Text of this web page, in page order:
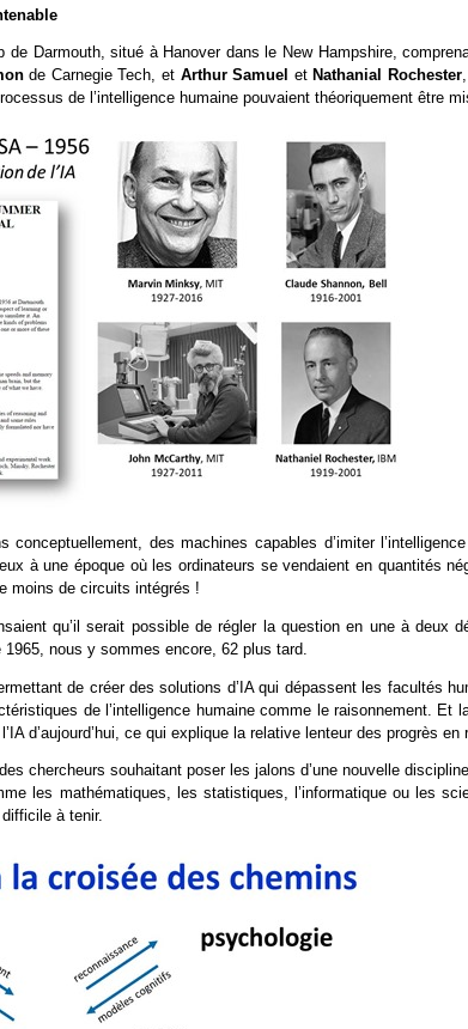
de Darmouth, situé à Hanover dans le New Hampshire,
de Carnegie Tech, et Arthur Samuel et Nathanial Rochester
de l’intelligence humaine pouvaient théoriquement être
conceptuellement, des machines capables d’imiter
à une époque où les ordinateurs se vendaient en quantités
moins de circuits intégrés !
qu’il serait possible de régler la question en une à deux
nous y sommes encore, 62 plus tard.
de créer des solutions d’IA qui dépassent les facultés
de l’intelligence humaine comme le raisonnement.
d’aujourd’hui, ce qui explique la relative lenteur des progrès en
chercheurs souhaitant poser les jalons d’une nouvelle
les mathématiques, les statistiques, l’informatique ou les
à tenir.